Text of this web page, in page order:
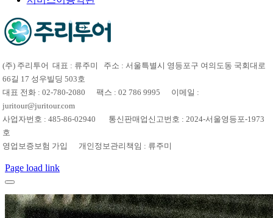
(주) 주리투어 대표 : 류주미 주소 : 서울특별시 영등포구 여의도동 국회대로
66길 17 성우빌딩 503호
대표 전화 : 02-780-2080 팩스 : 02 786 9995 이메일 :
juritour@juritour.com
사업자번호 : 485-86-02940 통신판매업신고번호 : 2024-서울영등포-1973
호
영업보증보험 가입 개인정보관리책임 : 류주미
Page load link